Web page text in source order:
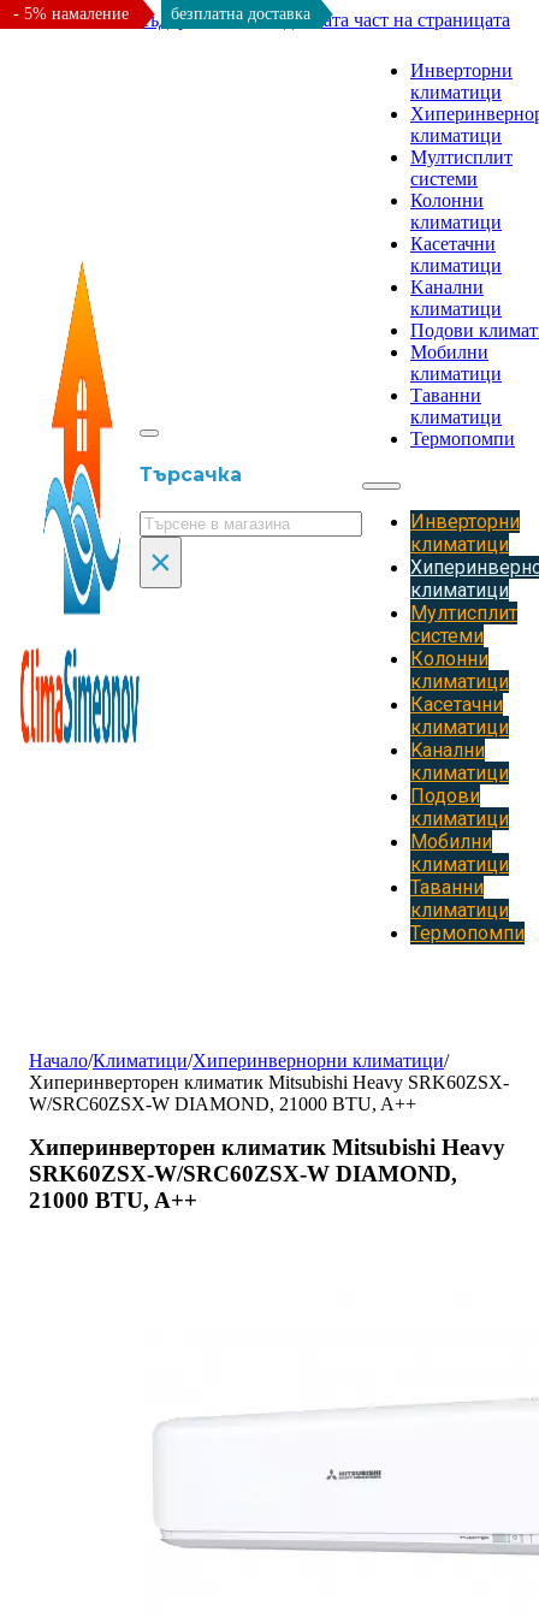
Към основното съдържание Към долната част на страницата
Търсачка
Търсене
×
Инверторни
климатици
климатици
Мултисплит
системи
Колонни
климатици
Касетачни
климатици
Kанални
климатици
Подови
Мобилни
климатици
Таванни
климатици
Термопомпи
Инверторни
климатици
климатици
Мултисплит
системи
Колонни
климатици
Касетачни
климатици
Kанални
климатици
Подови
климатици
Мобилни
климатици
Таванни
климатици
Термопомпи
Начало/Климатици/Хиперинвернорни климатици/
Хиперинверторен климатик Mitsubishi Heavy SRK60ZSX-
W/SRC60ZSX-W DIAMOND, 21000 BTU, A++
Хиперинверторен климатик Mitsubishi Heavy
SRK60ZSX-W/SRC60ZSX-W DIAMOND,
21000 BTU, A++
- 5% намаление безплатна доставка